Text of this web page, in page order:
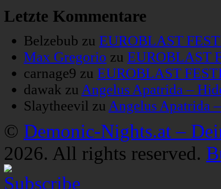
Letzte Kommentare
Belzebub zu EUROBLAST
Max Gregorio zu EUROBLAST
carnage9 zu EUROBLAST
dawak zu Angelus Apatrida –
Slaytheevil zu Angelus Apatrida
© Demonic-Nights.at –
2026. All rights reserved.